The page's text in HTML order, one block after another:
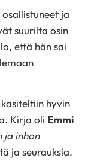
ja
suurilta osin
että hän sai
hyvin
Kirja oli Emmi
ja inhon
ja seurauksia.